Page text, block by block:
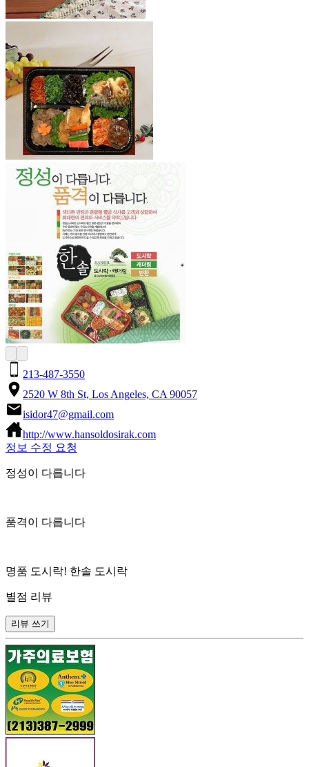
213-487-3550
2520 W 8th St, Los Angeles, CA 90057
isidor47@gmail.com
http://www.hansoldosirak.com
정보 수정 요청
정성이 다릅니다
품격이 다릅니다
명품 도시락! 한솔 도시락
별점 리뷰
리뷰 쓰기